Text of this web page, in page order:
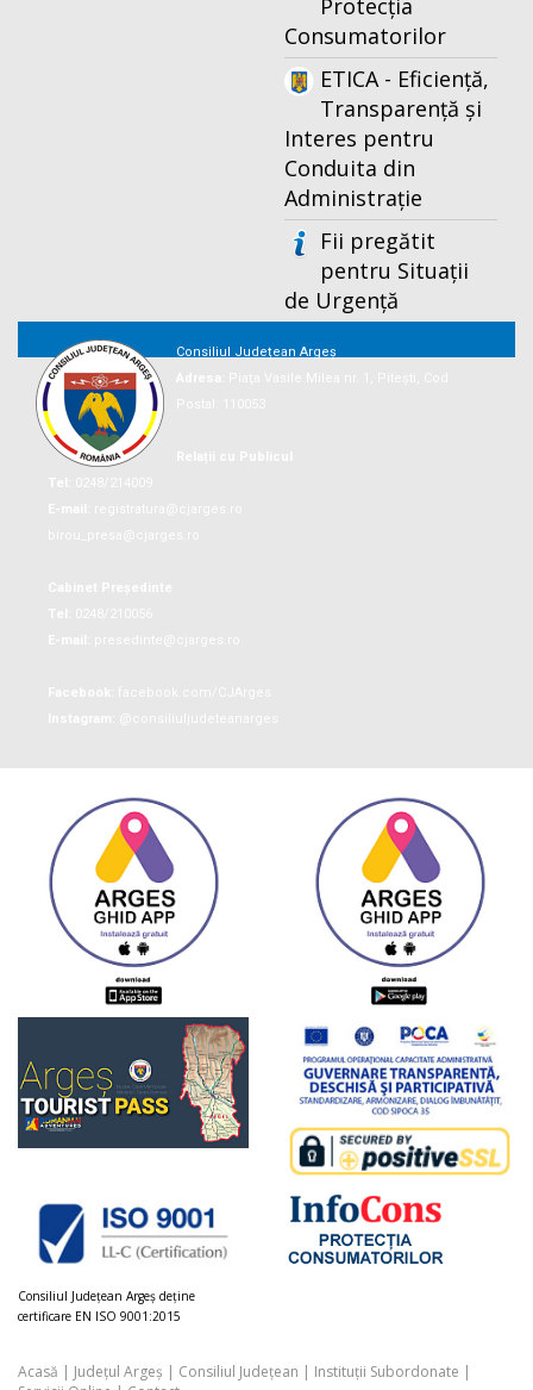
Protecția
Consumatorilor
ETICA - Eficiență,
Transparență și
Interes pentru
Conduita din
Administrație
Fii pregătit
pentru Situații
de Urgență
Consiliul Județean Argeș
Consiliul Judeţean Argeș deţine
certificare EN ISO 9001:2015
Acasă | Județul Argeș | Consiliul Județean | Instituții Subordonate |